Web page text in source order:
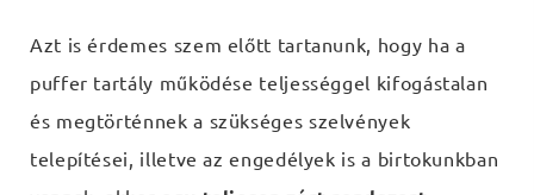
Azt is érdemes szem előtt tartanunk, hogy ha a
puffer tartály működése teljességgel kifogástalan
és megtörténnek a szükséges szelvények
telepítései, illetve az engedélyek is a birtokunkban